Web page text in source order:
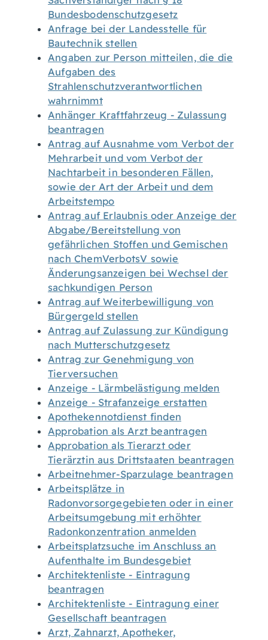
Bundesbodenschutzgesetz
Anfrage bei der Landesstelle für
Bautechnik stellen
Angaben zur Person mitteilen, die die
Aufgaben des
Strahlenschutzverantwortlichen
wahrnimmt
Anhänger Kraftfahrzeug - Zulassung
beantragen
Antrag auf Ausnahme vom Verbot der
Mehrarbeit und vom Verbot der
Nachtarbeit in besonderen Fällen,
sowie der Art der Arbeit und dem
Arbeitstempo
Antrag auf Erlaubnis oder Anzeige der
Abgabe/Bereitstellung von
gefährlichen Stoffen und Gemischen
nach ChemVerbotsV sowie
Änderungsanzeigen bei Wechsel der
sachkundigen Person
Antrag auf Weiterbewilligung von
Bürgergeld stellen
Antrag auf Zulassung zur Kündigung
nach Mutterschutzgesetz
Antrag zur Genehmigung von
Tierversuchen
Anzeige - Lärmbelästigung melden
Anzeige - Strafanzeige erstatten
Apothekennotdienst finden
Approbation als Arzt beantragen
Approbation als Tierarzt oder
Tierärztin aus Drittstaaten beantragen
Arbeitnehmer-Sparzulage beantragen
Arbeitsplätze in
Radonvorsorgegebieten oder in einer
Arbeitsumgebung mit erhöhter
Radonkonzentration anmelden
Arbeitsplatzsuche im Anschluss an
Aufenthalte im Bundesgebiet
Architektenliste - Eintragung
beantragen
Architektenliste - Eintragung einer
Gesellschaft beantragen
Arzt, Zahnarzt, Apotheker,